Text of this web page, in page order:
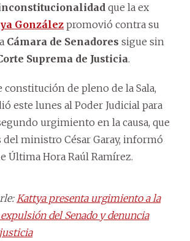
que la ex
González promovió contra su
Cámara de Senadores sigue sin
Suprema de Justicia.
constitución de pleno de la Sala,
este lunes al Poder Judicial para
urgimiento en la causa, que
del ministro César Garay, informó
Última Hora Raúl Ramírez.
Kattya presenta urgimiento a la
del Senado y denuncia
justicia